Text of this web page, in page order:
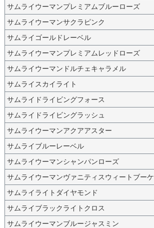
サムライウーマンプレミアムブルーローズ
サムライウーマンサクラピンク
サムライゴールドレーベル
サムライウーマンプレミアムレッドローズ
サムライウーマンドルチェキャラメル
サムライスカイライト
サムライドライビングフォース
サムライドライビングラッシュ
サムライウーマンアクアアスター
サムライブルーレーベル
サムライウーマンシャンパンローズ
サムライウーマンヴァニティスウィートブーケ
サムライライトダイヤモンド
サムライブラックライトクロス
サムライウーマンブルージャスミン